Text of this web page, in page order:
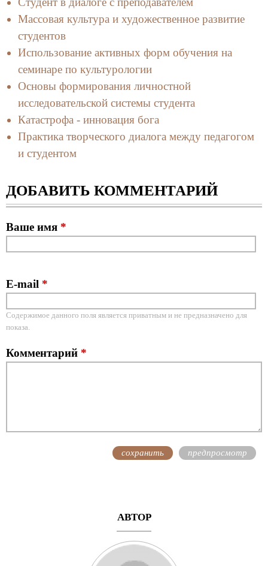
Массовая культура и художественное развитие
студентов
Использование активных форм обучения на
семинаре по культурологии
Основы формирования личностной
исследовательской системы студента
Катастрофа - инновация бога
Практика творческого диалога между педагогом
и студентом
ДОБАВИТЬ КОММЕНТАРИЙ
Ваше имя *
E-mail *
Содержимое данного поля является приватным и не предназначено для
показа.
Комментарий *
АВТОР